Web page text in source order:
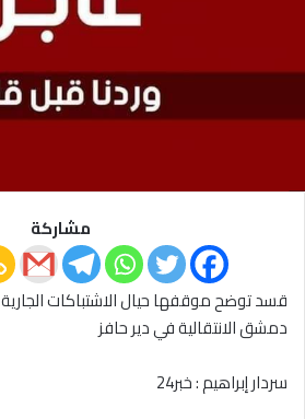
مشاركة
قسد توضح موقفها حيال الاشتباكات
دمشق الانتقالية في دير حافز
سردار إبراهيم : خبر24